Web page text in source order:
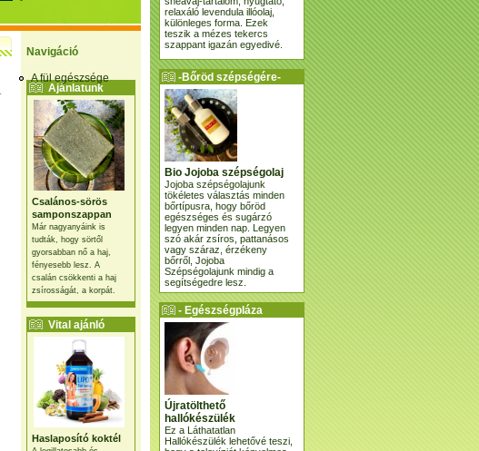
Navigáció
A fül egészsége
Ajánlatunk
Csalános-sörös
samponszappan
Már nagyanyáink is
tudták, hogy sörtől
gyorsabban nő a haj,
fényesebb lesz. A
csalán csökkenti a haj
zsírosságát, a korpát.
Vital ajánló
Haslaposító koktél
relaxáló levendula illóolaj,
különleges forma. Ezek
teszik a mézes tekercs
szappant igazán egyedivé.
-Bőröd szépségére-
Bio Jojoba szépségolaj
Jojoba szépségolajunk
tökéletes választás minden
bőrtípusra, hogy bőröd
egészséges és sugárzó
legyen minden nap. Legyen
szó akár zsíros, pattanásos
vagy száraz, érzékeny
bőrről, Jojoba
Szépségolajunk mindig a
segítségedre lesz.
- Egészségpláza
ajánlatunk -
Újratölthető
hallókészülék
Ez a Láthatatlan
Hallókészülék lehetővé teszi,